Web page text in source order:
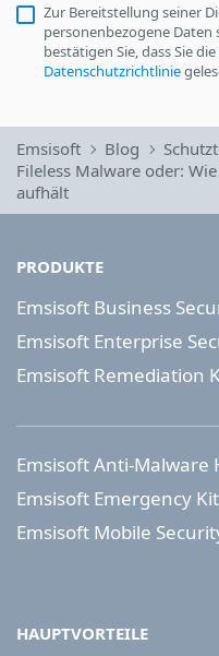
Zur Bereitstellung seiner
personenbezogene
bestätigen Sie, dass Sie
Datenschutzrichtlinie
Emsisoft Blog
Fileless Malware oder:
aufhält
PRODUKTE
Emsisoft Business
Emsisoft Enterprise
Emsisoft Remediation
Emsisoft Anti-Malware
Emsisoft Emergency Kit
Emsisoft Mobile
HAUPTVORTEILE